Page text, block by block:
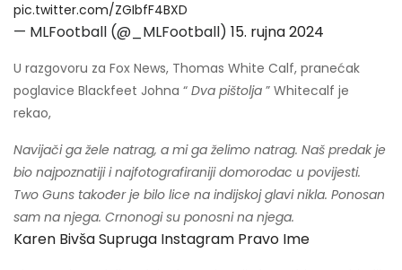
pic.twitter.com/ZGIbfF4BXD
— MLFootball (@_MLFootball) 15. rujna 2024
U razgovoru za Fox News, Thomas White Calf, pranećak
poglavice Blackfeet Johna “ Dva pištolja ” Whitecalf je
rekao,
Navijači ga žele natrag, a mi ga želimo natrag. Naš predak je
bio najpoznatiji i najfotografiraniji domorodac u povijesti.
Two Guns također je bilo lice na indijskoj glavi nikla. Ponosan
sam na njega. Crnonogi su ponosni na njega.
Karen Bivša Supruga Instagram Pravo Ime